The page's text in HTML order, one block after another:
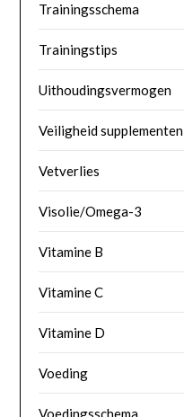
Trainingsschema
Trainingstips
Uithoudingsvermogen
Veiligheid supplementen
Vetverlies
Visolie/Omega-3
Vitamine B
Vitamine C
Vitamine D
Voeding
Voedingsschema